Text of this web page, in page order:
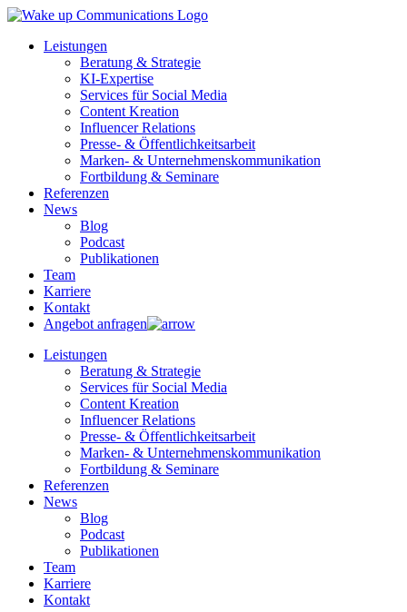
Leistungen
Beratung & Strategie
KI-Expertise
Services für Social Media
Content Kreation
Influencer Relations
Presse- & Öffentlichkeitsarbeit
Marken- & Unternehmenskommunikation
Fortbildung & Seminare
Referenzen
News
Blog
Podcast
Publikationen
Team
Karriere
Kontakt
Angebot anfragen
Leistungen
Beratung & Strategie
Services für Social Media
Content Kreation
Influencer Relations
Presse- & Öffentlichkeitsarbeit
Marken- & Unternehmenskommunikation
Fortbildung & Seminare
Referenzen
News
Blog
Podcast
Publikationen
Team
Karriere
Kontakt